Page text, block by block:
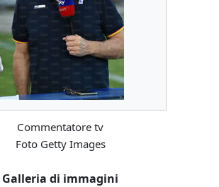
Commentatore tv
Foto Getty Images
Galleria di immagini